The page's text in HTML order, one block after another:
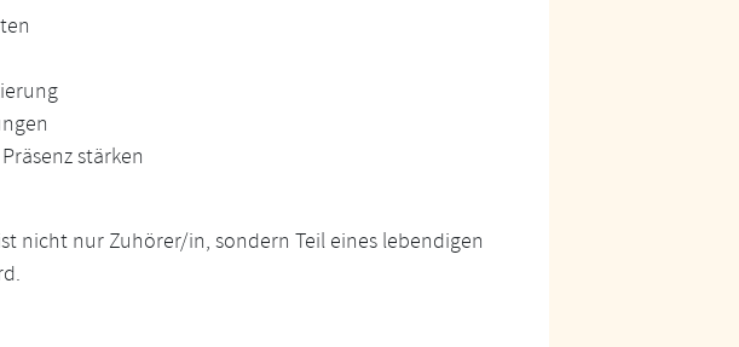
stärken
nicht nur Zuhörer/in, sondern Teil eines lebendigen